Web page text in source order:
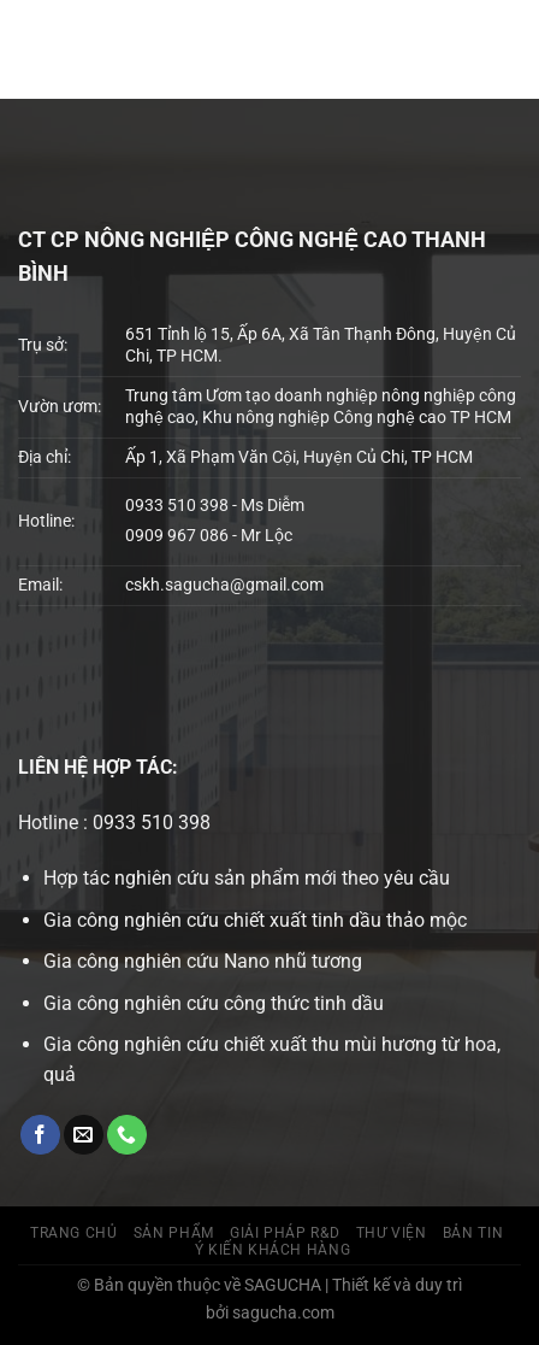
CT CP NÔNG NGHIỆP CÔNG NGHỆ CAO THANH
BÌNH
Trụ sở:
651 Tỉnh lộ 15, Ấp 6A, Xã Tân Thạnh Đông, Huyện Củ
Chi, TP HCM.
Vườn ươm:
Trung tâm Ươm tạo doanh nghiệp nông nghiệp công
nghệ cao, Khu nông nghiệp Công nghệ cao TP HCM
Địa chỉ: Ấp 1, Xã Phạm Văn Cội, Huyện Củ Chi, TP HCM
Hotline:
0933 510 398 - Ms Diễm
0909 967 086 - Mr Lộc
Email: cskh.sagucha@gmail.com
LIÊN HỆ HỢP TÁC:
Hotline : 0933 510 398
Hợp tác nghiên cứu sản phẩm mới theo yêu cầu
Gia công nghiên cứu chiết xuất tinh dầu thảo mộc
Gia công nghiên cứu Nano nhũ tương
Gia công nghiên cứu công thức tinh dầu
Gia công nghiên cứu chiết xuất thu mùi hương từ hoa,
quả
TRANG CHỦ SẢN PHẨM GIẢI PHÁP R&D THƯ VIỆN
BẢN TIN
Ý KIẾN KHÁCH HÀNG
© Bản quyền thuộc về SAGUCHA | Thiết kế và duy trì
bởi sagucha.com